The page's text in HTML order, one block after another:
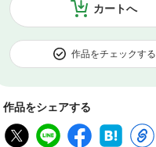
カートへ
作品をチェックする
作品をシェアする